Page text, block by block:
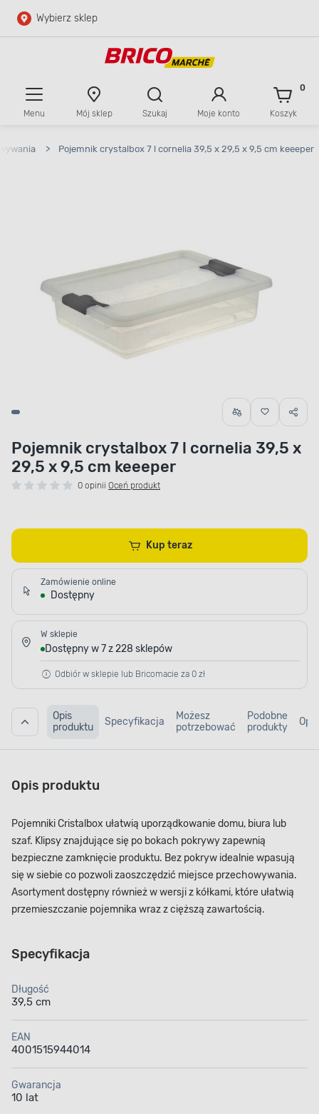
Przejdź do głównej zawartości
Wybierz sklep
Menu Mój sklep Szukaj Moje konto Koszyk
0
> Pojemnik crystalbox 7 l cornelia 39,5 x 29,5 x 9,5 cm keeeper
Pojemnik crystalbox 7 l cornelia 39,5 x
29,5 x 9,5 cm keeeper
0 opinii Oceń produkt
Kup teraz
Zamówienie online
Dostępny
W sklepie
Dostępny w 7 z 228 sklepów
Odbiór w sklepie lub Bricomacie za 0 zł
Opis
produktu
Specyfikacja
Możesz
potrzebować
Podobne
produkty
Opis produktu
Pojemniki Cristalbox ułatwią uporządkowanie domu, biura lub
szaf. Klipsy znajdujące się po bokach pokrywy zapewnią
bezpieczne zamknięcie produktu. Bez pokryw idealnie wpasują
się w siebie co pozwoli zaoszczędzić miejsce przechowywania.
Asortyment dostępny również w wersji z kółkami, które ułatwią
przemieszczanie pojemnika wraz z cięższą zawartością.
Specyfikacja
Długość
39,5 cm
EAN
4001515944014
Gwarancja
10 lat